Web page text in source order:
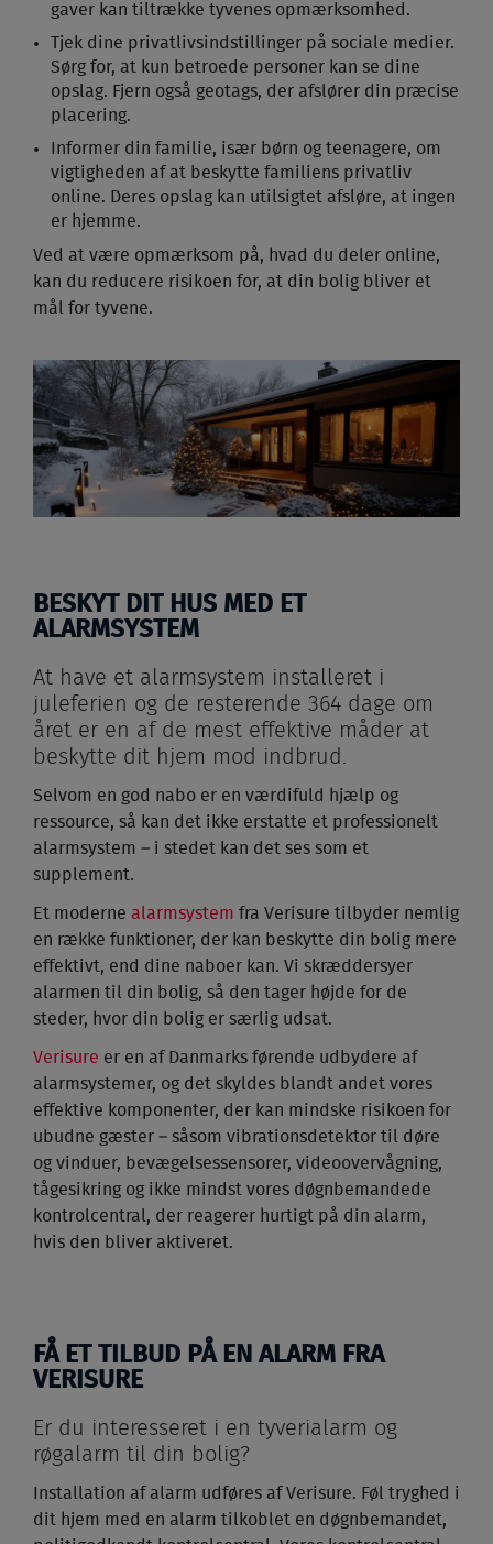
gaver kan tiltrække tyvenes opmærksomhed.
Tjek dine privatlivsindstillinger på sociale medier.
Sørg for, at kun betroede personer kan se dine
opslag. Fjern også geotags, der afslører din præcise
placering.
Informer din familie, især børn og teenagere, om
vigtigheden af at beskytte familiens privatliv
online. Deres opslag kan utilsigtet afsløre, at ingen
er hjemme.
Ved at være opmærksom på, hvad du deler online,
kan du reducere risikoen for, at din bolig bliver et
mål for tyvene.
BESKYT DIT HUS MED ET
ALARMSYSTEM
At have et alarmsystem installeret i
juleferien og de resterende 364 dage om
året er en af de mest effektive måder at
beskytte dit hjem mod indbrud.
Selvom en god nabo er en værdifuld hjælp og
ressource, så kan det ikke erstatte et professionelt
alarmsystem – i stedet kan det ses som et
supplement.
Et moderne alarmsystem fra Verisure tilbyder nemlig
en række funktioner, der kan beskytte din bolig mere
effektivt, end dine naboer kan. Vi skræddersyer
alarmen til din bolig, så den tager højde for de
steder, hvor din bolig er særlig udsat.
Verisure er en af Danmarks førende udbydere af
alarmsystemer, og det skyldes blandt andet vores
effektive komponenter, der kan mindske risikoen for
ubudne gæster – såsom vibrationsdetektor til døre
og vinduer, bevægelsessensorer, videoovervågning,
tågesikring og ikke mindst vores døgnbemandede
kontrolcentral, der reagerer hurtigt på din alarm,
hvis den bliver aktiveret.
FÅ ET TILBUD PÅ EN ALARM FRA
VERISURE
Er du interesseret i en tyverialarm og
røgalarm til din bolig?
Installation af alarm udføres af Verisure. Føl tryghed i
dit hjem med en alarm tilkoblet en døgnbemandet,